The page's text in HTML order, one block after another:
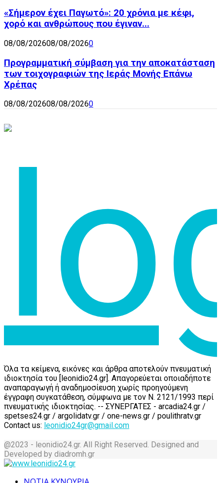
«Σήμερον έχει Παγωτό»: 20 χρόνια με κέφι,
χορό και ανθρώπους που έγιναν...
08/08/202608/08/20260
Προγραμματική σύμβαση για την αποκατάσταση
των τοιχογραφιών της Ιεράς Μονής Επάνω
Χρέπας
08/08/202608/08/20260
Όλα τα κείμενα, εικόνες και άρθρα αποτελούν πνευματική
ιδιοκτησία του [leonidio24.gr]. Απαγορεύεται οποιαδήποτε
αναπαραγωγή ή αναδημοσίευση χωρίς προηγούμενη
έγγραφη συγκατάθεση, σύμφωνα με τον Ν. 2121/1993 περί
πνευματικής ιδιοκτησίας. -- ΣΥΝΕΡΓΑΤΕΣ - arcadia24.gr /
spetses24.gr / argolidatv.gr / one-news.gr / poulithratv.gr
Contact us: leonidio24gr@gmail.com
@2023 - leonidio24.gr. All Right Reserved. Designed and
Developed by diadromh.gr